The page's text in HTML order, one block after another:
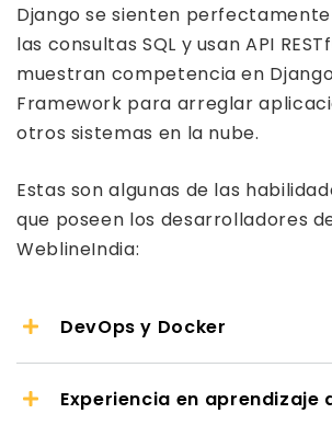
Django se sienten
las consultas SQL y usan API
muestran competencia en Django
Framework para arreglar
otros sistemas en la nube.
Estas son algunas de las
que poseen los desarrolladores
WeblineIndia:
DevOps y Docker
Experiencia en aprendizaje